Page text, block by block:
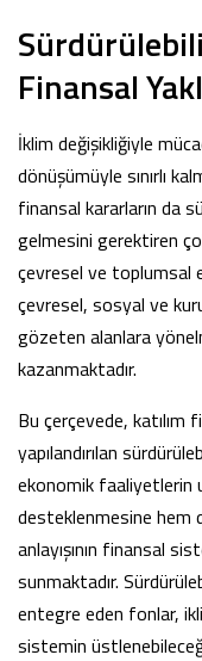
Finansal
İklim değişikliğiyle
dönüşümüyle sınırlı
finansal kararların da
gelmesini gerektiren
çevresel ve toplumsal
çevresel, sosyal ve
gözeten alanlara
kazanmaktadır.
Bu çerçevede,
yapılandırılan
ekonomik faaliyetlerin
desteklenmesine hem
anlayışının finansal
sunmaktadır.
entegre eden fonlar,
sistemin